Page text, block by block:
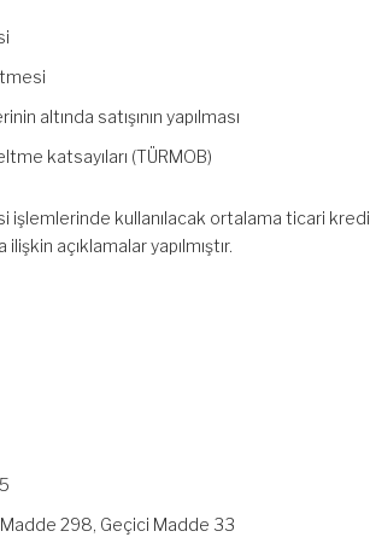
altında satışının yapılması
katsayıları (TÜRMOB)
işlemlerinde kullanılacak ortalama ticari kredi
açıklamalar yapılmıştır.
Madde 298, Geçici Madde 33